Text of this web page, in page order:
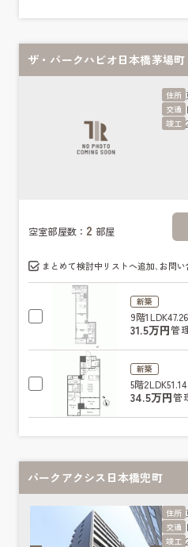
ザ・パークハビオ日本橋茅場町
住所
交通
竣工
空室部屋数： 2 部屋
まとめて検討中リストへ追加､お問
新築
9階1LDK
31.5万円管
新築
5階2LDK
34.5万円管
パークアクシス日本橋兜町
住所
交通
竣工